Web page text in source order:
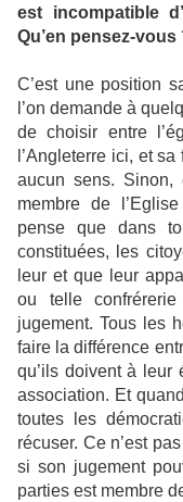
est incompatible
Qu’en pensez-vous
C’est une position
l’on demande à
de choisir entre
l’Angleterre ici, et
aucun sens. Sinon,
membre de
pense que dans
constituées, les
leur et que leur
ou telle
jugement. Tous les
faire la différence
qu’ils doivent à
association. Et
toutes les
récuser. Ce n’est
si son jugement
parties est membre